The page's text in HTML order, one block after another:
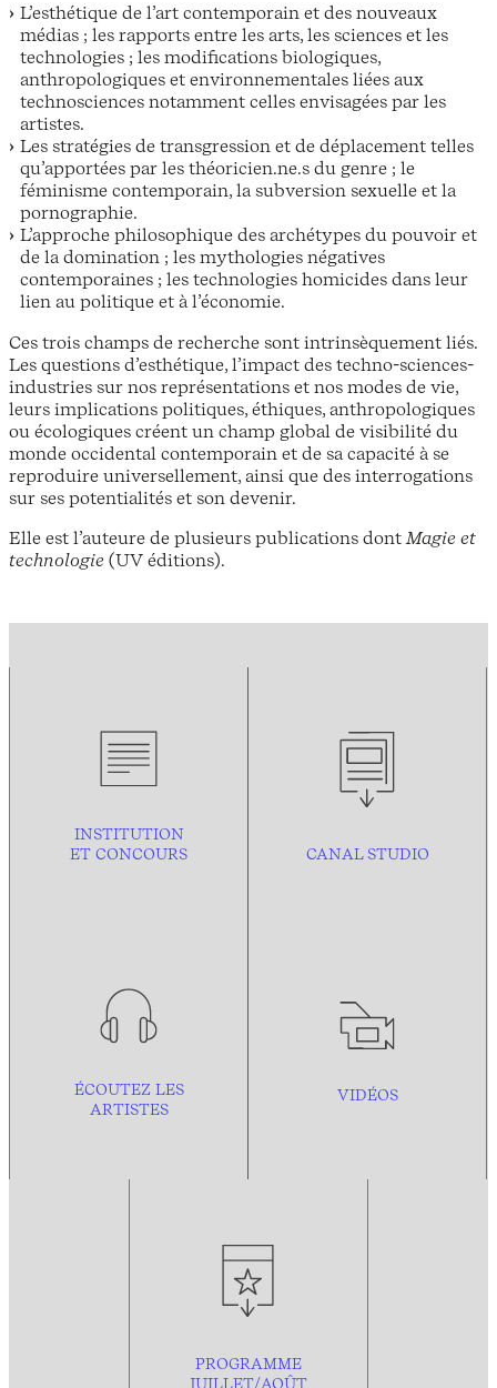
L’esthétique de l’art contemporain et des nouveaux
médias ; les rapports entre les arts, les sciences et les
technologies ; les modifications biologiques,
anthropologiques et environnementales liées aux
technosciences notamment celles envisagées par les
artistes.
Les stratégies de transgression et de déplacement telles
qu’apportées par les théoricien.ne.s du genre ; le
féminisme contemporain, la subversion sexuelle et la
pornographie.
L’approche philosophique des archétypes du pouvoir et
de la domination ; les mythologies négatives
contemporaines ; les technologies homicides dans leur
lien au politique et à l’économie.
Ces trois champs de recherche sont intrinsèquement liés.
Les questions d’esthétique, l’impact des techno-sciences-
industries sur nos représentations et nos modes de vie,
leurs implications politiques, éthiques, anthropologiques
ou écologiques créent un champ global de visibilité du
monde occidental contemporain et de sa capacité à se
reproduire universellement, ainsi que des interrogations
sur ses potentialités et son devenir.
Elle est l’auteure de plusieurs publications dontMagie et
technologie (UV éditions).
INSTITUTION
ET CONCOURS
CANAL STUDIO
ÉCOUTEZ LES
ARTISTES
VIDÉOS
PROGRAMME
JUILLET/AOÛT